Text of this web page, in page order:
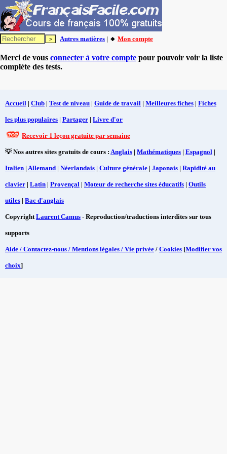
Autres matières | 🔸 Mon compte
Merci de vous connecter à votre compte pour pouvoir voir la liste
complète des tests.
Accueil | Club | Test de niveau | Guide de travail | Meilleures fiches | Fiches
les plus populaires | Partager | Livre d'or
Recevoir 1 leçon gratuite par semaine
💡 Nos autres sites gratuits de cours : Anglais | Mathématiques | Espagnol |
Italien | Allemand | Néerlandais | Culture générale | Japonais | Rapidité au
clavier | Latin | Provençal | Moteur de recherche sites éducatifs | Outils
utiles | Bac d'anglais
CopyrightLaurent Camus - Reproduction/traductions interdites sur tous
supports
Aide / Contactez-nous / Mentions légales / Vie privée / Cookies [Modifier vos
choix]